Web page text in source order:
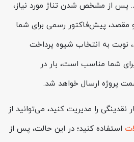
پس از مشخص شدن تناژ مورد نیاز،
مقصد، پیش‌فاکتور رسمی برای شما
نوبت به انتخاب شیوه پرداخت
شما مناسب است، بار در
پروژه ارسال خواهد شد.
را مدیریت کنید، می‌توانید از
استفاده کنید؛ در این حالت، پس از